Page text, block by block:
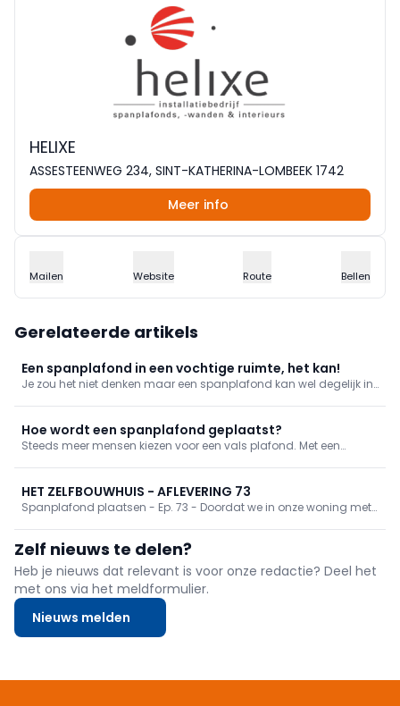
HELIXE
ASSESTEENWEG 234, SINT-KATHERINA-LOMBEEK 1742
Meer info
Mailen Website Route Bellen
Gerelateerde artikels
Een spanplafond in een vochtige ruimte, het kan!
Je zou het niet denken maar een spanplafond kan wel degelijk in
omgeving aanneemt en dat waterdamp dus niet kan
condensere
Hoe wordt een spanplafond geplaatst?
Steeds meer mensen kiezen voor een vals plafond. Met een
vooral ook een gemakkelijke manier om een nieuwbouwproject of
ee
HET ZELFBOUWHUIS - AFLEVERING 73
Spanplafond plaatsen - Ep. 73 - Doordat we in onze woning met
een spanplafond te plaatsen. In deel 1 doen we de nodige
voorbereidingen, zoals het monteren van de randprofielen en het
voorzien van de nodige bekisting voor onze verlichting en
ventilatie. In deel 2 wordt het pvc-plafond door middel van
warmte in onze ruimtes opgespannen.
Zelf nieuws te delen?
Heb je nieuws dat relevant is voor onze redactie? Deel het
met ons via het meldformulier.
Nieuws melden